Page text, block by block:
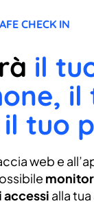
CHECK IN
il
il
il tuo
web e
alla